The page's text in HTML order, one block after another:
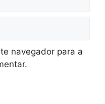
navegador para a